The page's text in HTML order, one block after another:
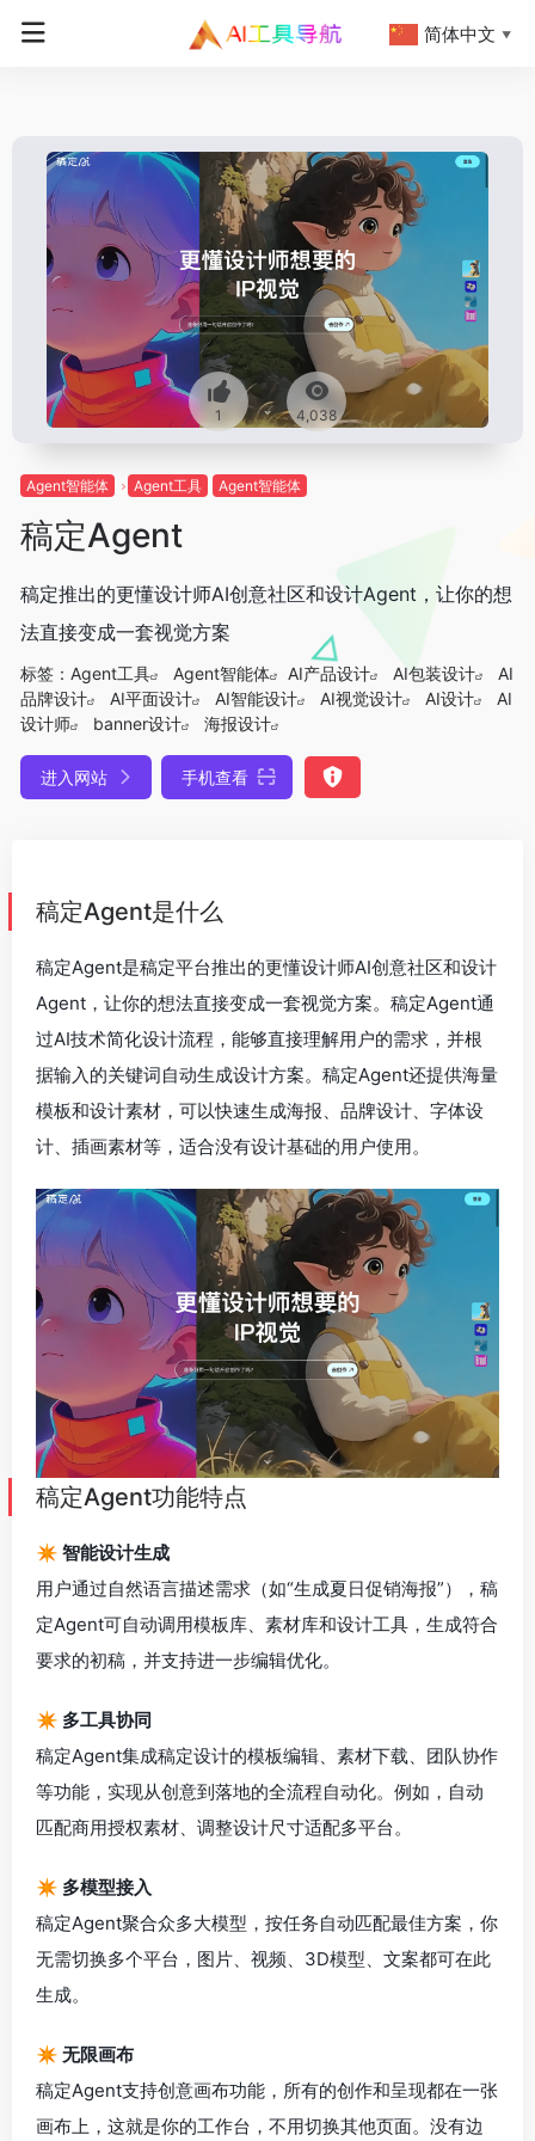
1 4,038
Agent智能体 Agent工具 Agent智能体
稿定Agent
稿定推出的更懂设计师AI创意社区和设计Agent，让你的想
法直接变成一套视觉方案
标签： Agent工具 Agent智能体 AI产品设计 AI包装设计
AI
品牌设计
AI平面设计 AI智能设计 AI视觉设计 AI设计
AI
设计师
banner设计 海报设计
进入网站 手机查看
稿定Agent是什么
稿定Agent是稿定平台推出的更懂设计师AI创意社区和设计
Agent，让你的想法直接变成一套视觉方案。稿定Agent通
过AI技术简化设计流程，能够直接理解用户的需求，并根
据输入的关键词自动生成设计方案。稿定Agent还提供海量
模板和设计素材，可以快速生成海报、品牌设计、字体设
计、插画素材等，适合没有设计基础的用户使用。
稿定Agent功能特点
✴️ 智能设计生成
用户通过自然语言描述需求（如“生成夏日促销海报”），稿
定Agent可自动调用模板库、素材库和设计工具，生成符合
要求的初稿，并支持进一步编辑优化。
✴️ 多工具协同
稿定Agent集成稿定设计的模板编辑、素材下载、团队协作
等功能，实现从创意到落地的全流程自动化。例如，自动
匹配商用授权素材、调整设计尺寸适配多平台。
✴️ 多模型接入
稿定Agent聚合众多大模型，按任务自动匹配最佳方案，你
无需切换多个平台，图片、视频、3D模型、文案都可在此
生成。
✴️ 无限画布
稿定Agent支持创意画布功能，所有的创作和呈现都在一张
画布上，这就是你的工作台，不用切换其他页面。没有边
简体中文 ▼